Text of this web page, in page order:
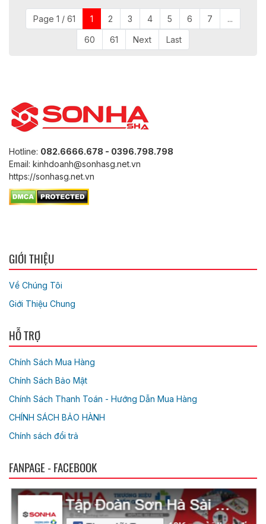
Page 1 / 61 1 2 3 4 5 6 7 ...
60 61 Next Last
Hotline: 082.6666.678 - 0396.798.798
Email: kinhdoanh@sonhasg.net.vn
https://sonhasg.net.vn
GIỚI THIỆU
Về Chúng Tôi
Giới Thiệu Chung
HỖ TRỢ
Chính Sách Mua Hàng
Chính Sách Bảo Mật
Chính Sách Thanh Toán - Hướng Dẫn Mua Hàng
CHÍNH SÁCH BẢO HÀNH
Chính sách đổi trả
FANPAGE - FACEBOOK